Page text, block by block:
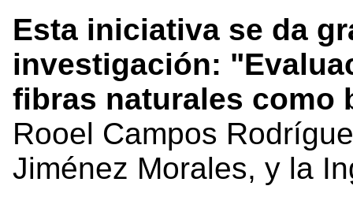
Esta iniciativa se da
investigación:
fibras naturales como
Rooel Campos
Jiménez Morales, y la